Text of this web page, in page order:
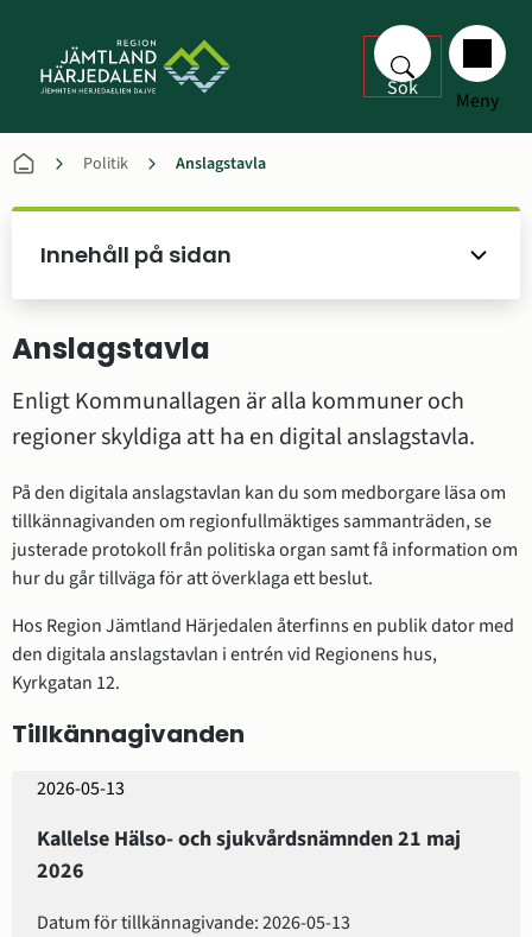
Sök Meny
Politik Anslagstavla
Innehåll på sidan
Anslagstavla
Enligt Kommunallagen är alla kommuner och
regioner skyldiga att ha en digital anslagstavla.
På den digitala anslagstavlan kan du som medborgare läsa om
tillkännagivanden om regionfullmäktiges sammanträden, se
justerade protokoll från politiska organ samt få information om
hur du går tillväga för att överklaga ett beslut.
Hos Region Jämtland Härjedalen återfinns en publik dator med
den digitala anslagstavlan i entrén vid Regionens hus,
Kyrkgatan 12.
Tillkännagivanden
2026-05-13
Kallelse Hälso- och sjukvårdsnämnden 21 maj
2026
Datum för tillkännagivande: 2026-05-13